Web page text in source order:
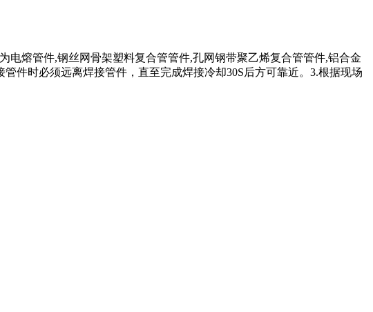
熔管件,钢丝网骨架塑料复合管管件,孔网钢带聚乙烯复合管管件,铝合金
件时必须远离焊接管件，直至完成焊接冷却30S后方可靠近。3.根据现场